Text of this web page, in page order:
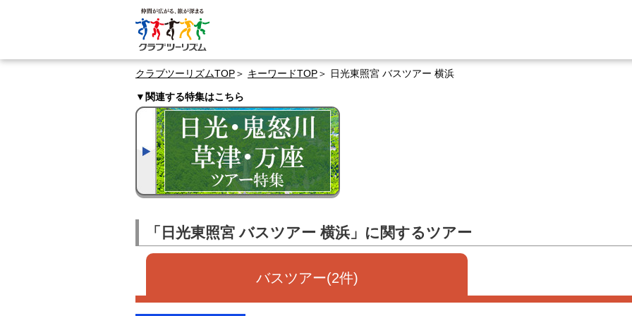
クラブツーリズムTOP キーワードTOP 日光東照宮 バスツアー 横浜
▼関連する特集はこちら
「日光東照宮 バスツアー 横浜」に関するツアー
バスツアー(2件)